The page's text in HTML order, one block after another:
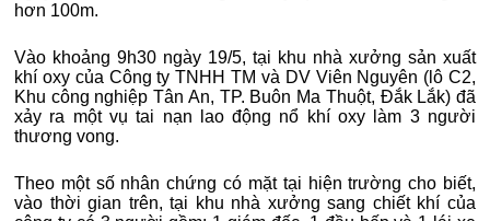
hơn 100m.
Vào khoảng 9h30 ngày 19/5, tại khu nhà xưởng sản xuất
khí oxy của Công ty TNHH TM và DV Viên Nguyên (lô C2,
Khu công nghiệp Tân An, TP. Buôn Ma Thuột, Đắk Lắk) đã
xảy ra một vụ tai nạn lao động nổ khí oxy làm 3 người
thương vong.
Theo một số nhân chứng có mặt tại hiện trường cho biết,
vào thời gian trên, tại khu nhà xưởng sang chiết khí của